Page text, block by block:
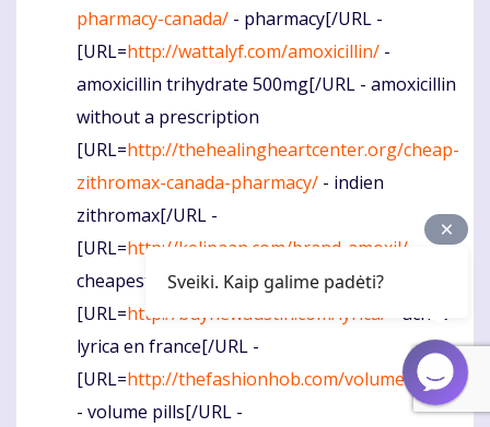
pharmacy-canada/ - pharmacy[/URL -
[URL=http://wattalyf.com/amoxicillin/ -
amoxicillin trihydrate 500mg[/URL - amoxicillin
without a prescription
[URL=http://thehealingheartcenter.org/cheap-
zithromax-canada-pharmacy/ - indien
zithromax[/URL -
[URL=http://kelipaan.com/brand-amoxil/
cheapest brand amoxil[/URL - brand amoxil
[URL=http://buynewaustin.com/lyrica/
- achat
lyrica en france[/URL -
[URL=http://thefashionhob.com/volume-pills/
- volume pills[/URL -
Sveiki. Kaip galime padėti?